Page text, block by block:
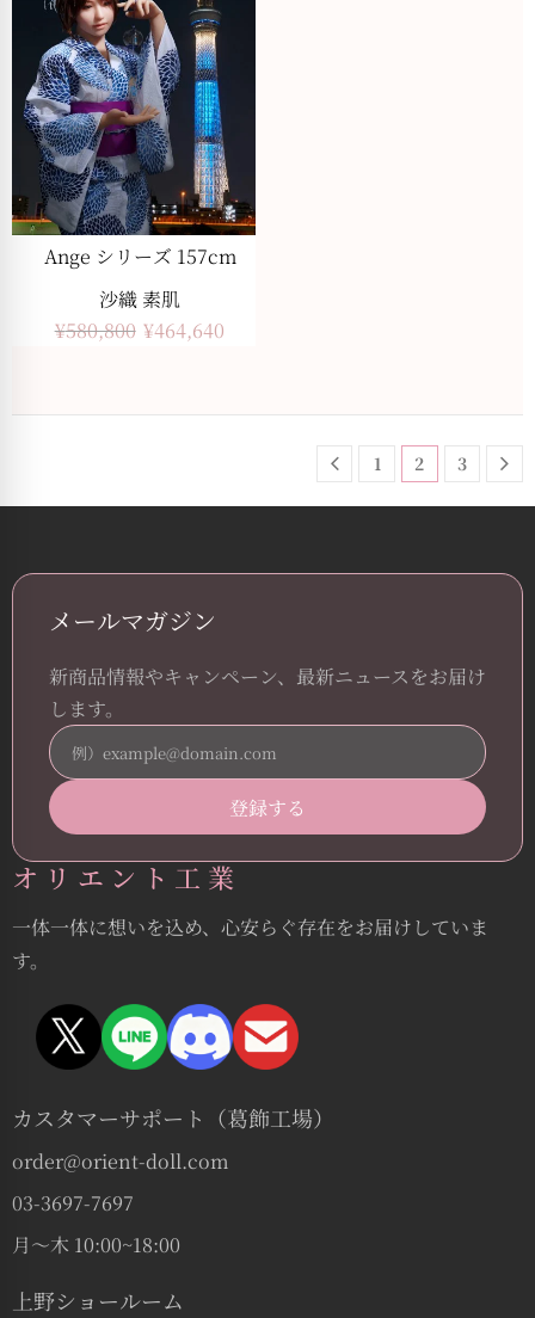
Ange シリーズ 157cm
沙織 素肌
¥580,800 ¥464,640
1 2 3
メールマガジン
新商品情報やキャンペーン、最新ニュースをお届け
します。
オリエント工業
一体一体に想いを込め、心安らぐ存在をお届けしていま
す。
カスタマーサポート（葛飾工場）
order@orient-doll.com
03-3697-7697
月〜木 10:00~18:00
上野ショールーム